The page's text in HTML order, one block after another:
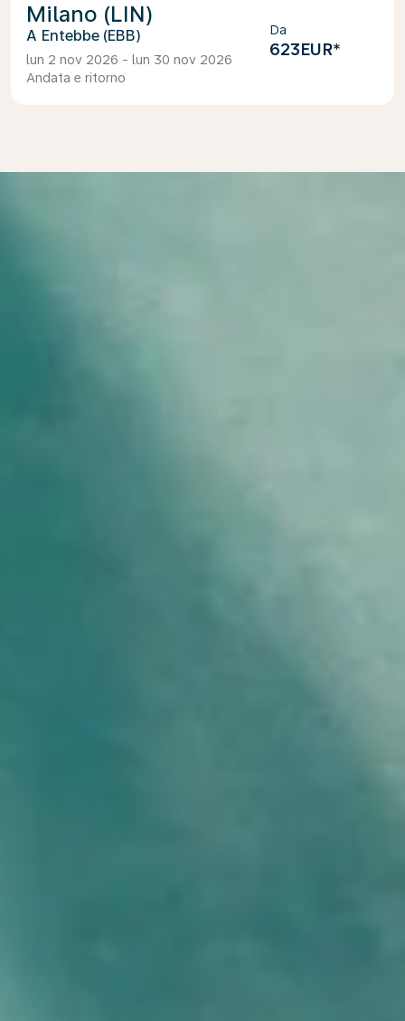
Milano (LIN)
Entebbe (EBB)
lun 2 nov 2026 - lun 30 nov 2026
Andata e ritorno
Da
623EUR*